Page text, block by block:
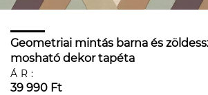
Geometriai mintás barna és
mosható dekor tapéta
ÁR:
39 990 Ft